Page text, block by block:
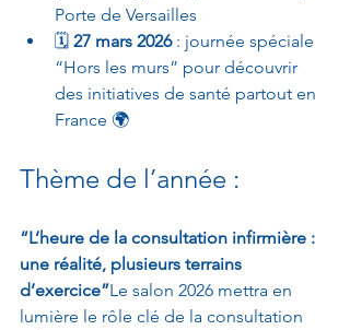
Porte de Versailles
🗓️ 27 mars 2026 : journée spéciale
“Hors les murs” pour découvrir
des initiatives de santé partout en
France 🌍
Thème de l’année :
“L’heure de la consultation infirmière :
une réalité, plusieurs terrains
d’exercice”Le salon 2026 mettra en
lumière le rôle clé de la consultation